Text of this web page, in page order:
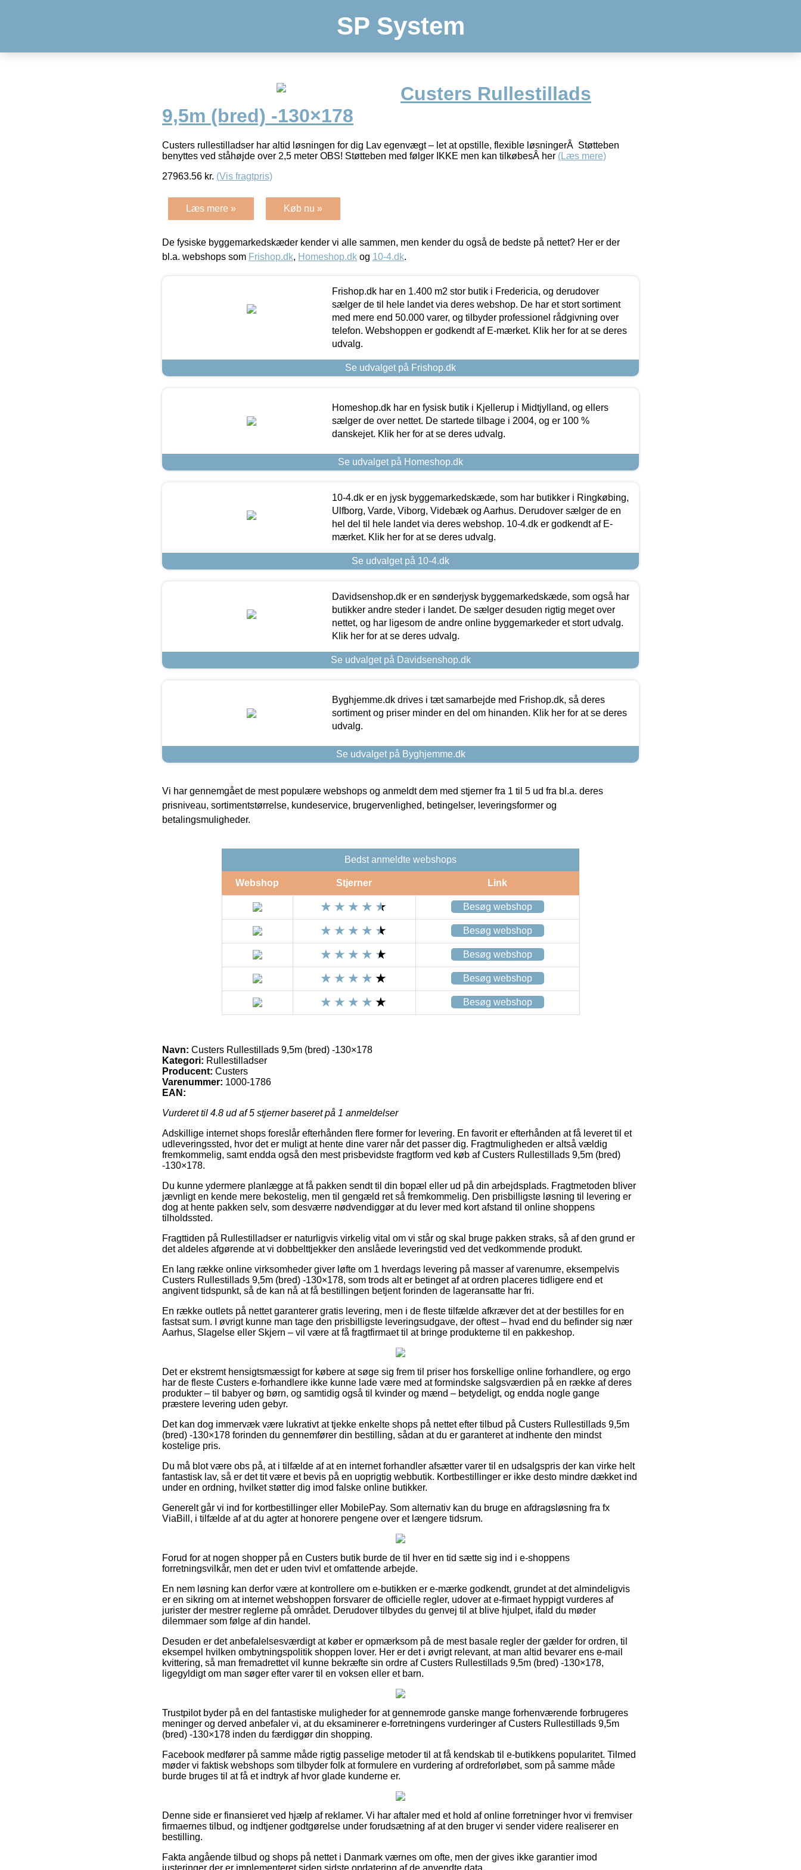
SP System
Custers Rullestillads
9,5m (bred) -130×178
Custers rullestilladser har altid løsningen for dig Lav egenvægt – let at opstille, flexible løsningerÂ Støtteben
benyttes ved ståhøjde over 2,5 meter OBS! Støtteben med følger IKKE men kan tilkøbesÂ her (Læs mere)
27963.56 kr. (Vis fragtpris)
Læs mere » Køb nu »
De fysiske byggemarkedskæder kender vi alle sammen, men kender du også de bedste på nettet? Her er der
bl.a. webshops som Frishop.dk, Homeshop.dk og 10-4.dk.
Frishop.dk har en 1.400 m2 stor butik i Fredericia, og derudover
sælger de til hele landet via deres webshop. De har et stort sortiment
med mere end 50.000 varer, og tilbyder professionel rådgivning over
telefon. Webshoppen er godkendt af E-mærket. Klik her for at se deres
udvalg.
Se udvalget på Frishop.dk
Homeshop.dk har en fysisk butik i Kjellerup i Midtjylland, og ellers
sælger de over nettet. De startede tilbage i 2004, og er 100 %
danskejet. Klik her for at se deres udvalg.
Se udvalget på Homeshop.dk
10-4.dk er en jysk byggemarkedskæde, som har butikker i Ringkøbing,
Ulfborg, Varde, Viborg, Videbæk og Aarhus. Derudover sælger de en
hel del til hele landet via deres webshop. 10-4.dk er godkendt af E-
mærket. Klik her for at se deres udvalg.
Se udvalget på 10-4.dk
Davidsenshop.dk er en sønderjysk byggemarkedskæde, som også har
butikker andre steder i landet. De sælger desuden rigtig meget over
nettet, og har ligesom de andre online byggemarkeder et stort udvalg.
Klik her for at se deres udvalg.
Se udvalget på Davidsenshop.dk
Byghjemme.dk drives i tæt samarbejde med Frishop.dk, så deres
sortiment og priser minder en del om hinanden. Klik her for at se deres
udvalg.
Se udvalget på Byghjemme.dk
Vi har gennemgået de mest populære webshops og anmeldt dem med stjerner fra 1 til 5 ud fra bl.a. deres
prisniveau, sortimentstørrelse, kundeservice, brugervenlighed, betingelser, leveringsformer og
betalingsmuligheder.
Bedst anmeldte webshops
Webshop Stjerner Link
Besøg webshop
Besøg webshop
Besøg webshop
Besøg webshop
Besøg webshop
Navn: Custers Rullestillads 9,5m (bred) -130×178
Kategori: Rullestilladser
Producent: Custers
Varenummer: 1000-1786
EAN:
Vurderet til 4.8 ud af 5 stjerner baseret på 1 anmeldelser
Adskillige internet shops foreslår efterhånden flere former for levering. En favorit er efterhånden at få leveret til et
udleveringssted, hvor det er muligt at hente dine varer når det passer dig. Fragtmuligheden er altså vældig
fremkommelig, samt endda også den mest prisbevidste fragtform ved køb af Custers Rullestillads 9,5m (bred)
-130×178.
Du kunne ydermere planlægge at få pakken sendt til din bopæl eller ud på din arbejdsplads. Fragtmetoden bliver
jævnligt en kende mere bekostelig, men til gengæld ret så fremkommelig. Den prisbilligste løsning til levering er
dog at hente pakken selv, som desværre nødvendiggør at du lever med kort afstand til online shoppens
tilholdssted.
Fragttiden på Rullestilladser er naturligvis virkelig vital om vi står og skal bruge pakken straks, så af den grund er
det aldeles afgørende at vi dobbelttjekker den anslåede leveringstid ved det vedkommende produkt.
En lang række online virksomheder giver løfte om 1 hverdags levering på masser af varenumre, eksempelvis
Custers Rullestillads 9,5m (bred) -130×178, som trods alt er betinget af at ordren placeres tidligere end et
angivent tidspunkt, så de kan nå at få bestillingen betjent forinden de lageransatte har fri.
En række outlets på nettet garanterer gratis levering, men i de fleste tilfælde afkræver det at der bestilles for en
fastsat sum. I øvrigt kunne man tage den prisbilligste leveringsudgave, der oftest – hvad end du befinder sig nær
Aarhus, Slagelse eller Skjern – vil være at få fragtfirmaet til at bringe produkterne til en pakkeshop.
Det er ekstremt hensigtsmæssigt for købere at søge sig frem til priser hos forskellige online forhandlere, og ergo
har de fleste Custers e-forhandlere ikke kunne lade være med at formindske salgsværdien på en række af deres
produkter – til babyer og børn, og samtidig også til kvinder og mænd – betydeligt, og endda nogle gange
præstere levering uden gebyr.
Det kan dog immervæk være lukrativt at tjekke enkelte shops på nettet efter tilbud på Custers Rullestillads 9,5m
(bred) -130×178 forinden du gennemfører din bestilling, sådan at du er garanteret at indhente den mindst
kostelige pris.
Du må blot være obs på, at i tilfælde af at en internet forhandler afsætter varer til en udsalgspris der kan virke helt
fantastisk lav, så er det tit være et bevis på en uoprigtig webbutik. Kortbestillinger er ikke desto mindre dækket ind
under en ordning, hvilket støtter dig imod falske online butikker.
Generelt går vi ind for kortbestillinger eller MobilePay. Som alternativ kan du bruge en afdragsløsning fra fx
ViaBill, i tilfælde af at du agter at honorere pengene over et længere tidsrum.
Forud for at nogen shopper på en Custers butik burde de til hver en tid sætte sig ind i e-shoppens
forretningsvilkår, men det er uden tvivl et omfattende arbejde.
En nem løsning kan derfor være at kontrollere om e-butikken er e-mærke godkendt, grundet at det almindeligvis
er en sikring om at internet webshoppen forsvarer de officielle regler, udover at e-firmaet hyppigt vurderes af
jurister der mestrer reglerne på området. Derudover tilbydes du genvej til at blive hjulpet, ifald du møder
dilemmaer som følge af din handel.
Desuden er det anbefalelsesværdigt at køber er opmærksom på de mest basale regler der gælder for ordren, til
eksempel hvilken ombytningspolitik shoppen lover. Her er det i øvrigt relevant, at man altid bevarer ens e-mail
kvittering, så man fremadrettet vil kunne bekræfte sin ordre af Custers Rullestillads 9,5m (bred) -130×178,
ligegyldigt om man søger efter varer til en voksen eller et barn.
Trustpilot byder på en del fantastiske muligheder for at gennemrode ganske mange forhenværende forbrugeres
meninger og derved anbefaler vi, at du eksaminerer e-forretningens vurderinger af Custers Rullestillads 9,5m
(bred) -130×178 inden du færdiggør din shopping.
Facebook medfører på samme måde rigtig passelige metoder til at få kendskab til e-butikkens popularitet. Tilmed
møder vi faktisk webshops som tilbyder folk at formulere en vurdering af ordreforløbet, som på samme måde
burde bruges til at få et indtryk af hvor glade kunderne er.
Denne side er finansieret ved hjælp af reklamer. Vi har aftaler med et hold af online forretninger hvor vi fremviser
firmaernes tilbud, og indtjener godtgørelse under forudsætning af at den bruger vi sender videre realiserer en
bestilling.
Fakta angående tilbud og shops på nettet i Danmark værnes om ofte, men der gives ikke garantier imod
justeringer der er implementeret siden sidste opdatering af de anvendte data.